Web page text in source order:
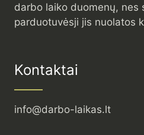
darbo laiko duomenų, nes
parduotuvėsji jis nuolatos
Kontaktai
info@darbo-laikas.lt